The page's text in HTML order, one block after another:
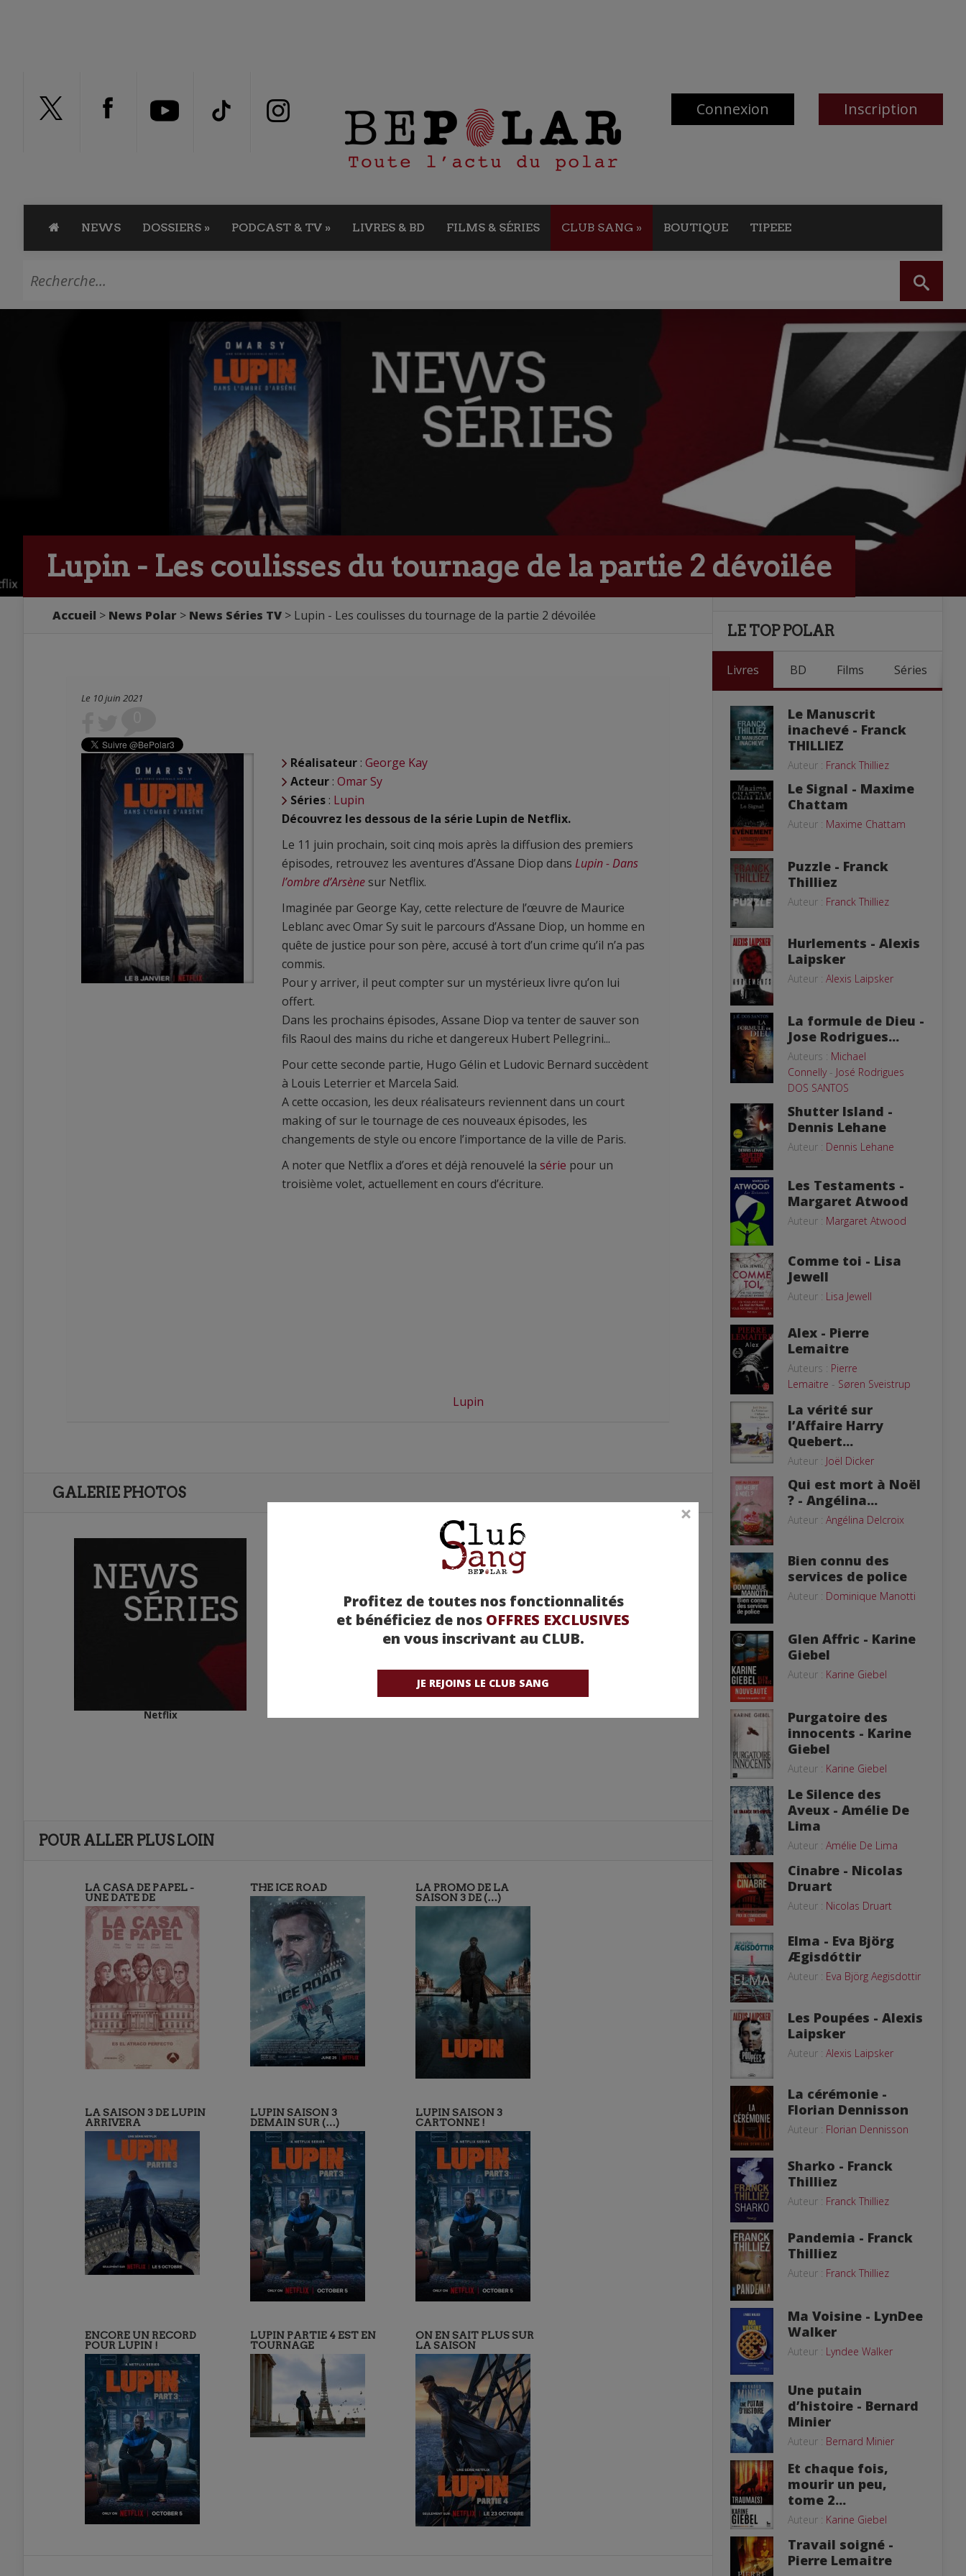
Connexion Inscription
NEWS DOSSIERS » PODCAST & TV » LIVRES & BD FILMS & SÉRIES CLUB SANG » BOUTIQUE TIPEEE
Profitez de toutes nos fonctionnalités
et bénéficiez de nos OFFRES EXCLUSIVES
en vous inscrivant au CLUB.
JE REJOINS LE CLUB SANG
Lupin - Les coulisses du tournage de la partie 2 dévoilée
Accueil > News Polar > News Séries TV > Lupin - Les coulisses du tournage de la partie 2 dévoilée
Le 10 juin 2021
Réalisateur : George Kay
Acteur : Omar Sy
Séries : Lupin
Découvrez les dessous de la série Lupin de Netflix.
Le 11 juin prochain, soit cinq mois après la diffusion des premiers
épisodes, retrouvez les aventures d’Assane Diop dans Lupin - Dans
l’ombre d’Arsène sur Netflix.
Imaginée par George Kay, cette relecture de l’œuvre de Maurice
Leblanc avec Omar Sy suit le parcours d’Assane Diop, un homme en
quête de justice pour son père, accusé à tort d’un crime qu’il n’a pas
commis.
Pour y arriver, il peut compter sur un mystérieux livre qu’on lui
offert.
Dans les prochains épisodes, Assane Diop va tenter de sauver son
fils Raoul des mains du riche et dangereux Hubert Pellegrini...
Pour cette seconde partie, Hugo Gélin et Ludovic Bernard succèdent
à Louis Leterrier et Marcela Said.
A cette occasion, les deux réalisateurs reviennent dans un court
making of sur le tournage de ces nouveaux épisodes, les
changements de style ou encore l’importance de la ville de Paris.
A noter que Netflix a d’ores et déjà renouvelé la série pour un
troisième volet, actuellement en cours d’écriture.
Lupin
GALERIE PHOTOS
Netflix
POUR ALLER PLUS LOIN
LA CASA DE PAPEL -
UNE DATE DE
THE ICE ROAD
LA PROMO DE LA
SAISON 3 DE (…)
LA SAISON 3 DE LUPIN
ARRIVERA
LUPIN SAISON 3
DEMAIN SUR (…)
LUPIN SAISON 3
CARTONNE !
ENCORE UN RECORD
POUR LUPIN !
LUPIN PARTIE 4 EST EN
TOURNAGE
ON EN SAIT PLUS SUR
LA SAISON
LE TOP POLAR
Livres BD Films Séries
Le Manuscrit
inachevé - Franck
THILLIEZ
Auteur : Franck Thilliez
Le Signal - Maxime
Chattam
Auteur : Maxime Chattam
Puzzle - Franck
Thilliez
Auteur : Franck Thilliez
Hurlements - Alexis
Laipsker
Auteur : Alexis Laipsker
La formule de Dieu -
Jose Rodrigues...
Auteurs : Michael
Connelly- José Rodrigues
DOS SANTOS
Shutter Island -
Dennis Lehane
Auteur : Dennis Lehane
Les Testaments -
Margaret Atwood
Auteur : Margaret Atwood
Comme toi - Lisa
Jewell
Auteur : Lisa Jewell
Alex - Pierre
Lemaitre
Auteurs : Pierre
Lemaitre - Søren Sveistrup
La vérité sur
l’Affaire Harry
Quebert...
Auteur : Joël Dicker
Qui est mort à Noël
? - Angélina...
Auteur : Angélina Delcroix
Bien connu des
services de police
Auteur : Dominique Manotti
Glen Affric - Karine
Giebel
Auteur : Karine Giebel
Purgatoire des
innocents - Karine
Giebel
Auteur : Karine Giebel
Le Silence des
Aveux - Amélie De
Lima
Auteur : Amélie De Lima
Cinabre - Nicolas
Druart
Auteur : Nicolas Druart
Elma - Eva Björg
Ægisdóttir
Auteur : Eva Björg Aegisdottir
Les Poupées - Alexis
Laipsker
Auteur : Alexis Laipsker
La cérémonie -
Florian Dennisson
Auteur : Florian Dennisson
Sharko - Franck
Thilliez
Auteur : Franck Thilliez
Pandemia - Franck
Thilliez
Auteur : Franck Thilliez
Ma Voisine - LynDee
Walker
Auteur : Lyndee Walker
Une putain
d’histoire - Bernard
Minier
Auteur : Bernard Minier
Et chaque fois,
mourir un peu,
tome 2...
Auteur : Karine Giebel
Travail soigné -
Pierre Lemaitre